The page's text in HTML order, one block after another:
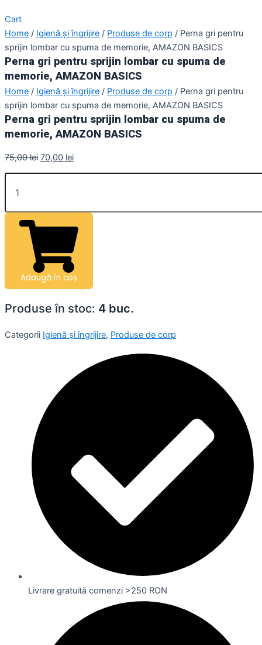
Cart
Home / Igienă și îngrijire / Produse de corp / Perna gri pentru
sprijin lombar cu spuma de memorie, AMAZON BASICS
Perna gri pentru sprijin lombar cu spuma de
memorie, AMAZON BASICS
Home / Igienă și îngrijire / Produse de corp / Perna gri pentru
sprijin lombar cu spuma de memorie, AMAZON BASICS
Perna gri pentru sprijin lombar cu spuma de
memorie, AMAZON BASICS
75,00lei 70,00 lei
Adaugă în coș
Produse în stoc: 4 buc.
Categorii Igienă și îngrijire, Produse de corp
Livrare gratuită comenzi >250 RON